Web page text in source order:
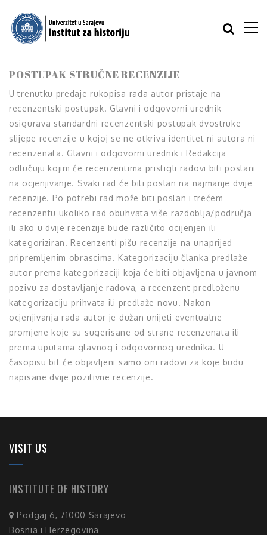
POSTUPAK STRUČNE RECENZIJE
U trenutku predaje rukopisa rada autor pristaje na
recenzentski postupak. Glavni i odgovorni urednik
osigurava standardni recenzentski postupak dvostruke
slijepe recenzije u kojoj se ne otkriva identitet ni autora ni
recenzenata. Glavni i odgovorni urednik i Redakcija
odlučuju kojim će recenzentima pristigli radovi biti poslani
na ocjenjivanje. Svaki rad će biti poslan na najmanje dvije
recenzije. Po potrebi rad može biti poslan i trećem
recenzentu ukoliko rad obuhvata više razdoblja/područja
ili ako u dvije recenzije bude različito ocijenjen ili
kategoriziran. Recenzenti pišu recenzije na unaprijed
pripremljenim obrascima. Kategorizaciju članka predlaže
autor prema kategorizaciji koja će biti objavljena u javnom
pozivu za dostavljanje radova, a recenzent predloženu
kategorizaciju prihvata ili predlaže novu. Nakon
ocjenjivanja rada autor je dužan unijeti eventualne
promjene koje su sugerisane od strane recenzenata ili
prema uputama glavnog i odgovornog urednika. U
časopisu bit će objavljeni samo oni radovi za koje budu
napisane dvije pozitivne recenzije.
VISIT US
INSTITUTE OF HISTORY
Podgaj 6, 71000 Sarajevo
Bosnia i Herzegovina